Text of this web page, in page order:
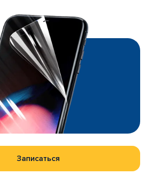
Записаться